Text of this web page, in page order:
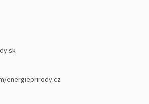
energieprirody.cz